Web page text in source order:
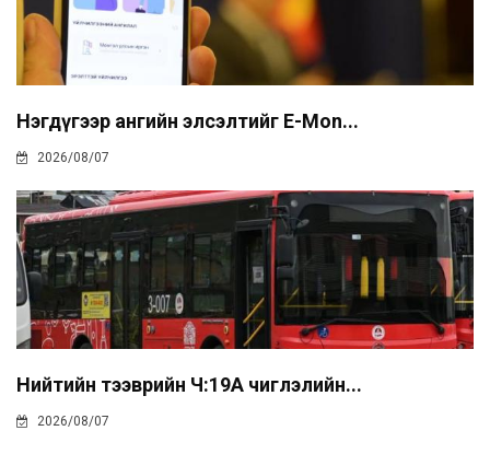
Нэгдүгээр ангийн элсэлтийг E-Mon...
2026/08/07
Нийтийн тээврийн Ч:19А чиглэлийн...
2026/08/07